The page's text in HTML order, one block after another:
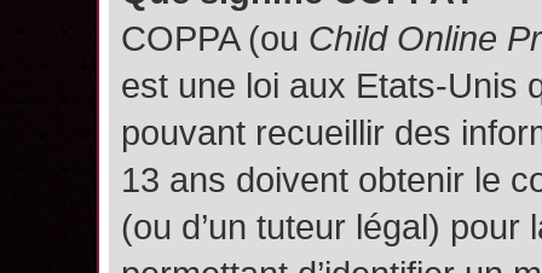
COPPA (ou Child Online
est une loi aux Etats-Unis
pouvant recueillir des
13 ans doivent obtenir le
(ou d’un tuteur légal)